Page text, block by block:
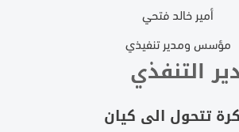
أمير خالد فتحي
مؤسس ومدير تنفيذي
التنفذي
تتحول الى كيان